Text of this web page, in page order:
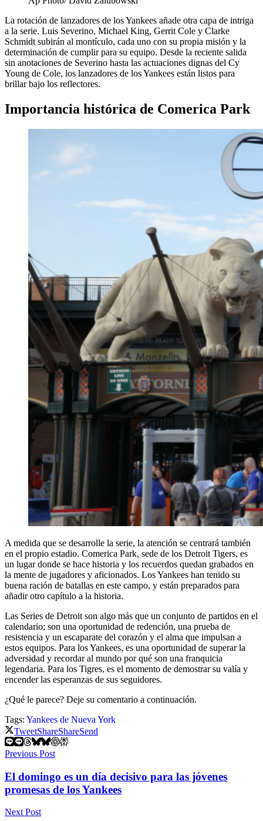
La rotación de lanzadores de los Yankees añade otra capa de intriga
a la serie. Luis Severino, Michael King, Gerrit Cole y Clarke
Schmidt subirán al montículo, cada uno con su propia misión y la
determinación de cumplir para su equipo. Desde la reciente salida
sin anotaciones de Severino hasta las actuaciones dignas del Cy
Young de Cole, los lanzadores de los Yankees están listos para
brillar bajo los reflectores.
Importancia histórica de Comerica Park
A medida que se desarrolle la serie, la atención se centrará también
en el propio estadio. Comerica Park, sede de los Detroit Tigers, es
un lugar donde se hace historia y los recuerdos quedan grabados en
la mente de jugadores y aficionados. Los Yankees han tenido su
buena ración de batallas en este campo, y están preparados para
añadir otro capítulo a la historia.
Las Series de Detroit son algo más que un conjunto de partidos en el
calendario; son una oportunidad de redención, una prueba de
resistencia y un escaparate del corazón y el alma que impulsan a
estos equipos. Para los Yankees, es una oportunidad de superar la
adversidad y recordar al mundo por qué son una franquicia
legendaria. Para los Tigres, es el momento de demostrar su valía y
encender las esperanzas de sus seguidores.
¿Qué le parece? Deje su comentario a continuación.
Tags: Yankees de Nueva York
TweetShareShareSend
Previous Post
El domingo es un día decisivo para las jóvenes
promesas de los Yankees
Next Post